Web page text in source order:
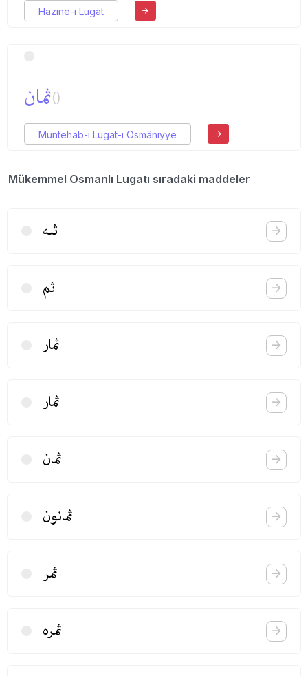
Hazine-i Lugat
ثمان()
Müntehab-ı Lugat-ı Osmâniyye
Mükemmel Osmanlı Lugatı sıradaki maddeler
ثله
ثم
ثمار
ثمار
ثمان
ثمانون
ثمر
ثمره